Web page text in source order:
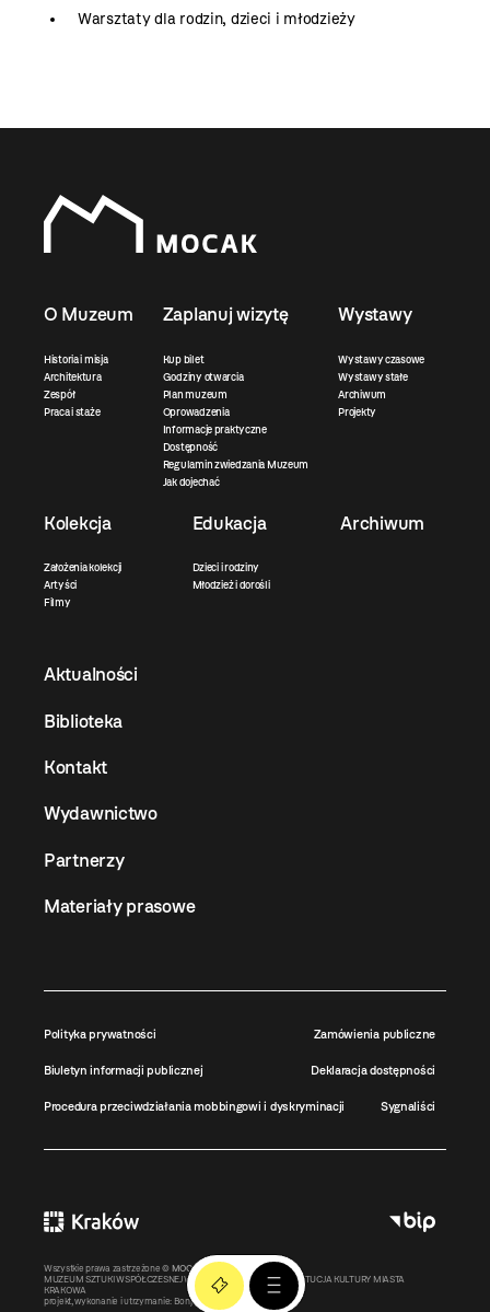
Warsztaty dla rodzin, dzieci i młodzieży
O Muzeum
Historia i misja
Architektura
Zespół
Praca i staże
Zaplanuj wizytę
Kup bilet
Godziny otwarcia
Plan muzeum
Oprowadzenia
Informacje praktyczne
Dostępność
Regulamin zwiedzania Muzeum
Jak dojechać
Wystawy
Wystawy czasowe
Wystawy stałe
Archiwum
Projekty
Kolekcja
Założenia kolekcji
Artyści
Filmy
Edukacja
Dzieci i rodziny
Młodzież i dorośli
Archiwum
Aktualności
Biblioteka
Kontakt
Wydawnictwo
Partnerzy
Materiały prasowe
Polityka prywatności Zamówienia publiczne
Biuletyn informacji publicznej Deklaracja dostępności
Procedura przeciwdziałania mobbingowi i dyskryminacji Sygnaliści
Wszystkie prawa zastrzeżone © MOCAK2011-2026
MUZEUM SZTUKI WSPÓŁCZESNEJ W KRAKOWIE MOCAK – INSTYTUCJA KULTURY MIASTA
KRAKOWA
projekt, wykonanie i utrzymanie: Bonjour.pl